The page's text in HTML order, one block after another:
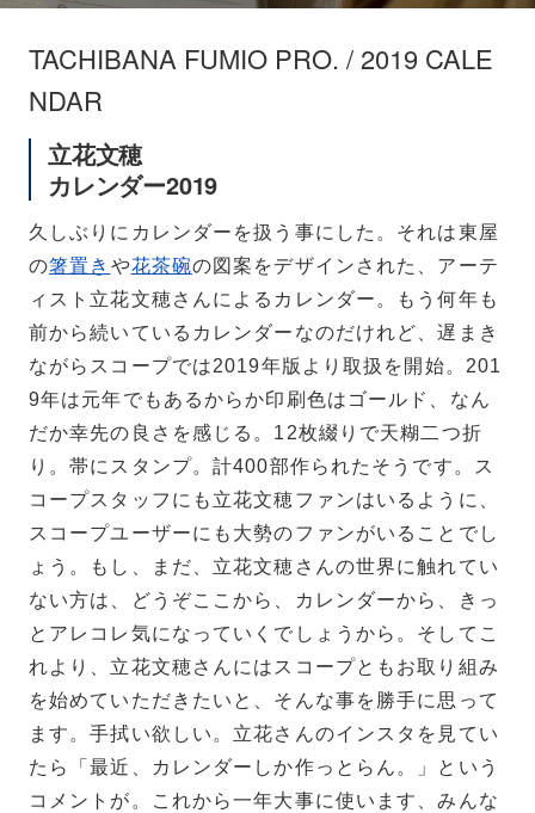
TACHIBANA FUMIO PRO. / 2019 CALE
NDAR
立花文穂
カレンダー2019
久しぶりにカレンダーを扱う事にした。それは東屋
の箸置き や花茶碗の図案をデザインされた、アーテ
ィスト立花文穂さんによるカレンダー。もう何年も
前から続いているカレンダーなのだけれど、遅まき
ながらスコープでは2019年版より取扱を開始。201
9年は元年でもあるからか印刷色はゴールド、なん
だか幸先の良さを感じる。12枚綴りで天糊二つ折
り。帯にスタンプ。計400部作られたそうです。ス
コープスタッフにも立花文穂ファンはいるように、
スコープユーザーにも大勢のファンがいることでし
ょう。もし、まだ、立花文穂さんの世界に触れてい
ない方は、どうぞここから、カレンダーから、きっ
とアレコレ気になっていくでしょうから。そしてこ
れより、立花文穂さんにはスコープともお取り組み
を始めていただきたいと、そんな事を勝手に思って
ます。手拭い欲しい。立花さんのインスタを見てい
たら「最近、カレンダーしか作っとらん。」という
コメントが。これから一年大事に使います、みんな